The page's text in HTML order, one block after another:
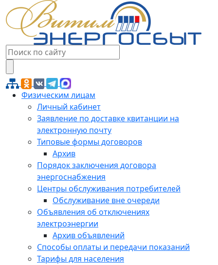
Физическим лицам
Личный кабинет
Заявление по доставке квитанции на
электронную почту
Типовые формы договоров
Архив
Порядок заключения договора
энергоснабжения
Центры обслуживания потребителей
Обслуживание вне очереди
Объявления об отключениях
электроэнергии
Архив объявлений
Способы оплаты и передачи показаний
Тарифы для населения